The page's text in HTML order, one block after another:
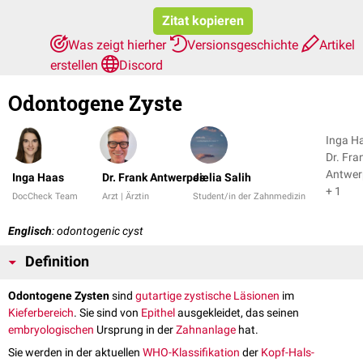
Zitat kopieren
Was zeigt hierher
Versionsgeschichte
Artikel
erstellen
Discord
Odontogene Zyste
Inga Haas
DocCheck Team
Dr. Frank Antwerpes
Arzt | Ärztin
Jielia Salih
Student/in der Zahnmedizin
Inga
Dr.
+ 1
Englisch: odontogenic cyst
Definition
Odontogene Zystensind gutartigezystische Läsionen im
Kieferbereich. Sie sind von Epithelausgekleidet, das seinen
embryologischen Ursprung in derZahnanlage hat.
Sie werden in der aktuellen WHO-Klassifikation der Kopf-Hals-